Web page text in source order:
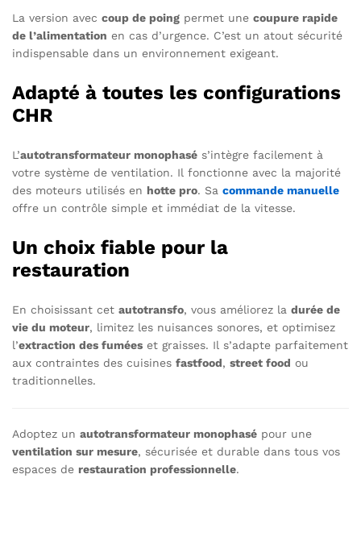
La version avec coup de poing permet une coupure rapide
de l’alimentation en cas d’urgence. C’est un atout sécurité
indispensable dans un environnement exigeant.
Adapté à toutes les configurations
CHR
L’autotransformateur monophasé s’intègre facilement à
votre système de ventilation. Il fonctionne avec la majorité
des moteurs utilisés en hotte pro. Sa commande manuelle
offre un contrôle simple et immédiat de la vitesse.
Un choix fiable pour la
restauration
En choisissant cet autotransfo, vous améliorez la durée de
vie du moteur, limitez les nuisances sonores, et optimisez
l’extraction des fumées et graisses. Il s’adapte parfaitement
aux contraintes des cuisines fastfood, street food ou
traditionnelles.
Adoptez un autotransformateur monophasé pour une
ventilation sur mesure, sécurisée et durable dans tous vos
espaces de restauration professionnelle.